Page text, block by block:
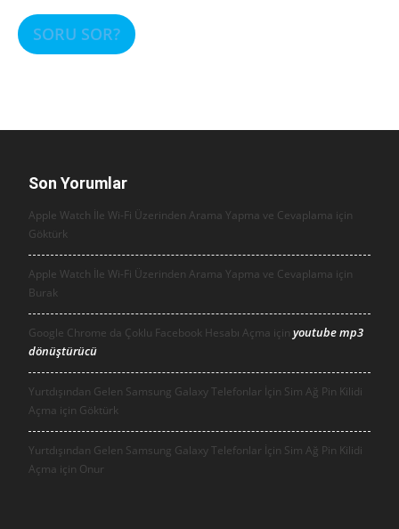
SORU SOR?
Son Yorumlar
Apple Watch İle Wi-Fi Üzerinden Arama Yapma ve Cevaplama için
Göktürk
Apple Watch İle Wi-Fi Üzerinden Arama Yapma ve Cevaplama için
Burak
Google Chrome da Çoklu Facebook Hesabı Açma için youtube mp3
dönüştürücü
Yurtdışından Gelen Samsung Galaxy Telefonlar İçin Sim Ağ Pin Kilidi
Açma için Göktürk
Yurtdışından Gelen Samsung Galaxy Telefonlar İçin Sim Ağ Pin Kilidi
Açma için Onur